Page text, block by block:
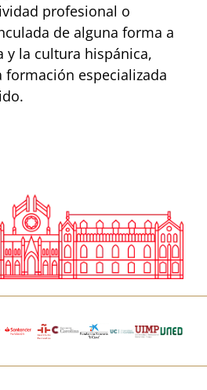
profesional o
de alguna forma a
y la cultura hispánica,
formación especializada